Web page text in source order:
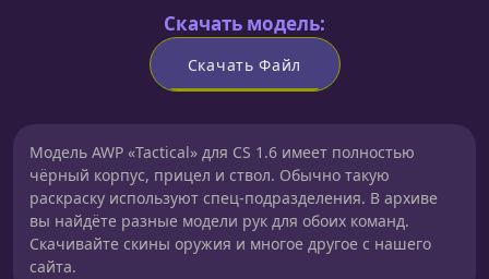
Скачать модель:
Скачать Файл
Модель AWP «Tactical» для CS 1.6 имеет полностью
чёрный корпус, прицел и ствол. Обычно такую
раскраску используют спец-подразделения. В архиве
вы найдёте разные модели рук для обоих команд.
Скачивайте скины оружия и многое другое с нашего
сайта.